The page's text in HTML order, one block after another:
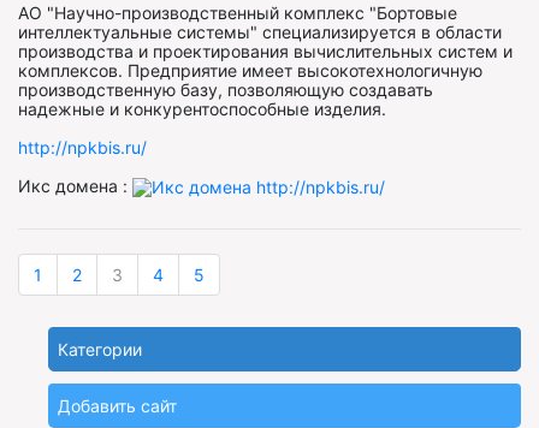
АО "Научно-производственный комплекс "Бортовые
интеллектуальные системы" специализируется в области
производства и проектирования вычислительных систем и
комплексов. Предприятие имеет высокотехнологичную
производственную базу, позволяющую создавать
надежные и конкурентоспособные изделия.
http://npkbis.ru/
Икс домена :
1 2 3 4 5
Категории
Добавить сайт